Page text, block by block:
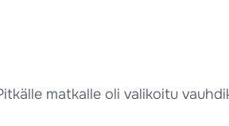
matkalle oli valikoitu